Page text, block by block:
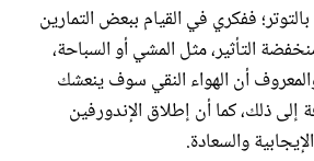
ففكري في القيام ببعض التمارين
التأثير، مثل المشي أو السباحة،
أن الهواء النقي سوف ينعشك
إلى ذلك، كما أن إطلاق الإندورفين
والسعادة.